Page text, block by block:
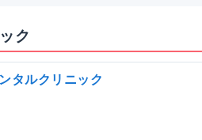
ク
タルクリニック